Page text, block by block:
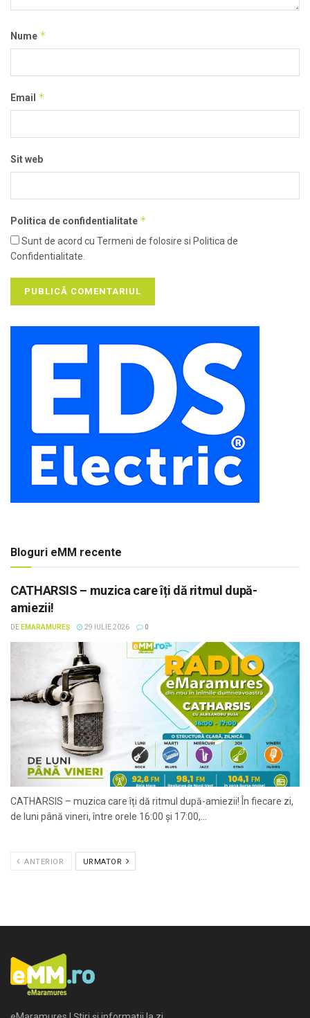
Nume *
Email *
Sit web
Politica de confidentialitate *
Sunt de acord cu Termeni de folosire si Politica de
Confidentialitate.
Bloguri eMM recente
CATHARSIS – muzica care îți dă ritmul după-
amiezii!
DE EMARAMUREȘ 29 IULIE 2026 0
CATHARSIS – muzica care îți dă ritmul după-amiezii! În fiecare zi,
de luni până vineri, între orele 16:00 și 17:00,...
ANTERIOR URMATOR